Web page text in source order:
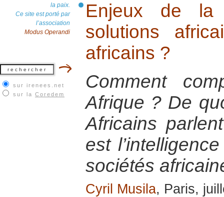
la paix.
Ce site est porté par
l’association
Modus Operandi
sur irenees.net
sur la Coredem
Enjeux de
solutions
africains ?
Comment
Afrique ? De
Africains
est
sociétés
Cyril Musila, Paris,